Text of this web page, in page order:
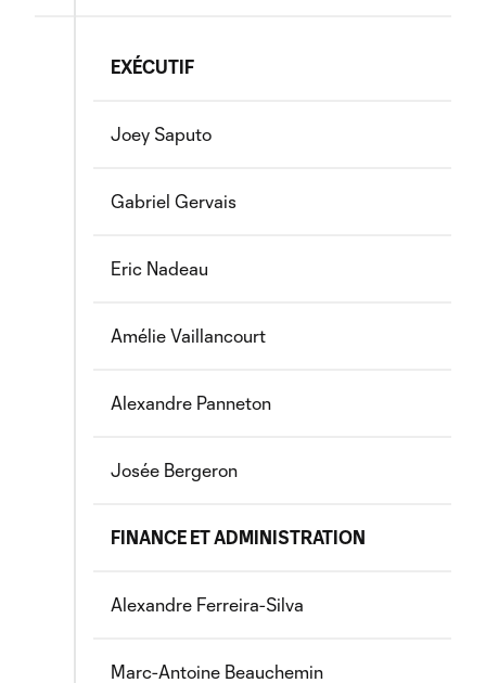
EXÉCUTIF
Joey Saputo
Gabriel Gervais
Eric Nadeau
Amélie Vaillancourt
Alexandre Panneton
Josée Bergeron
FINANCE ET ADMINISTRATION
Alexandre Ferreira-Silva
Marc-Antoine Beauchemin